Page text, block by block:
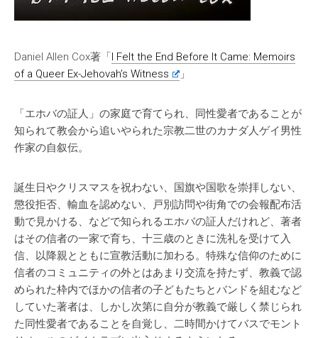
Daniel Allen Cox著「I Felt the End Before It Came: Memoirs
of a Queer Ex-Jehovah’s Witness
」
「エホバの証人」の家庭で育てられ、同性愛者であることが
知られて教会から追いやられた宗教二世のカナダ人ゲイ男性
作家の自叙伝。
誕生日やクリスマスを祝わない、国旗や国歌を崇拝しない、
懲役拒否、輸血を認めない、戸別訪問や街角での会報配布活
動で見かける、などで知られるエホバの証人だけれど、著者
はその信者の一家で育ち、十三歳のときに洗礼を受けて入
信、以降親とともに宣教活動に加わる。特殊な信仰のために
信者のコミュニティの外とはあまり交流を持たず、教義で認
められた枠内でほかの信者の子どもたちとバンドを組むなど
していた著者は、しかし次第に自分が教義で厳しく禁じられ
た同性愛者であることを自覚し、二時間かけてバスでモント